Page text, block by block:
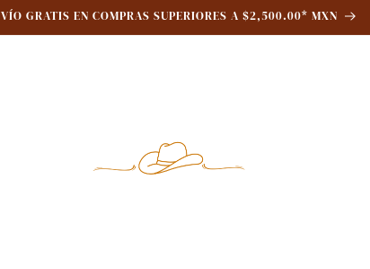
20% de Descuento en toda nuestra Tienda Online